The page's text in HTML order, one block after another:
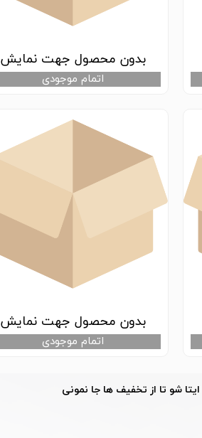
بدون محصول جهت نمایش
اتمام موجودی
بدون محصول جهت نمایش
اتمام موجودی
شو تا از تخفیف ها جا نمونی